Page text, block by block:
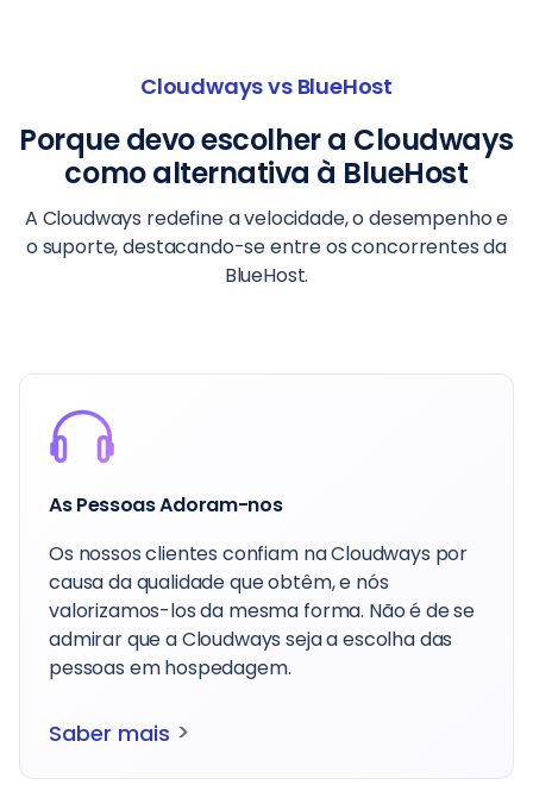
Cloudways vs BlueHost
Porque devo escolher a Cloudways
como alternativa à BlueHost
A Cloudways redefine a velocidade, o desempenho e
o suporte, destacando-se entre os concorrentes da
BlueHost.
Obtenha Mais, Pague Menos
A BlueHost fica para trás em valor e
desempenho, em comparação com a
Cloudways, onde obtém velocidade
extremamente rápida e hospedagem flexível.